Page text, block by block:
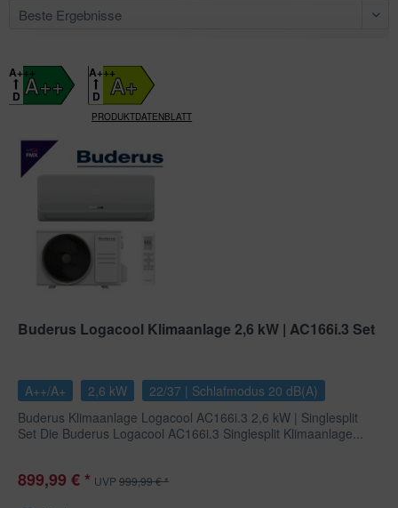
A++
A+++
D
A+
A+++
D
PRODUKTDATENBLATT
Buderus Logacool Klimaanlage 2,6 kW | AC166i.3 Set
A++/A+ 2,6 kW
22/37 | Schlafmodus 20 dB(A)
Buderus Klimaanlage Logacool AC166i.3 2,6 kW | Singlesplit
Set Die Buderus Logacool AC166i.3 Singlesplit Klimaanlage...
899,99 € * UVP999,99 € *